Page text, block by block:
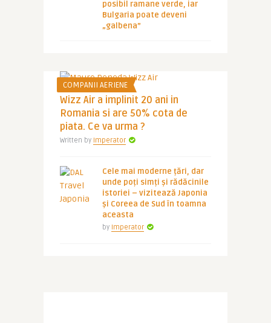
posibil ramane verde, iar
Bulgaria poate deveni
„galbena”
COMPANII AERIENE
Wizz Air a implinit 20 ani in
Romania si are 50% cota de
piata. Ce va urma ?
Written by Imperator
Cele mai moderne țări, dar
unde poți simți și rădăcinile
istoriei – vizitează Japonia
și Coreea de Sud în toamna
aceasta
by Imperator